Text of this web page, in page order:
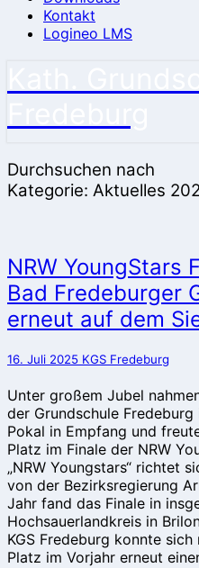
Kontakt
Logineo LMS
Durchsuchen nach
Kategorie: Aktuelles
NRW
YoungStars
Finale
in
Brilon
–
Bad
Fredeburger
Grundschüler
erneut
auf
dem
Siegerpodest
NRW YoungStars
Bad Fredeburger
erneut auf dem
16. Juli 2025 KGS Fredeburg
Unter großem Jubel
der Grundschule
Pokal in Empfang und
Platz im Finale der NRW
„NRW Youngstars“ richtet
von der Bezirksregierung
Jahr fand das Finale in
Hochsauerlandkreis in
KGS Fredeburg konnte
Platz im Vorjahr erneut